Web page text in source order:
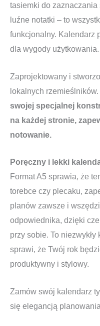
tasiemki do
luźne notatki – to
funkcjonalny. Kalendarz
dla wygody użytkowania.
Zaprojektowany i
lokalnych rzemieślników.
swojej specjalnej
na każdej stronie,
notowanie.
Poręczny i lekki
Format A5 sprawia, że
torebce czy plecaku,
planów zawsze i
odpowiednika, dzięki
przy sobie. To
sprawi, że Twój rok
produktywny i stylowy.
Zamów swój kalendarz
się elegancją